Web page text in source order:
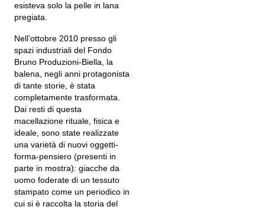
esisteva solo la pelle in lana
pregiata.
Nell’ottobre 2010 presso gli
spazi industriali del Fondo
Bruno Produzioni-Biella, la
balena, negli anni protagonista
di tante storie, è stata
completamente trasformata.
Dai resti di questa
macellazione rituale, fisica e
ideale, sono state realizzate
una varietà di nuovi oggetti-
forma-pensiero (presenti in
parte in mostra): giacche da
uomo foderate di un tessuto
stampato come un periodico in
cui si è raccolta la storia del